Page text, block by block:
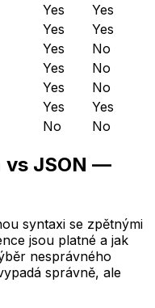
Yes
Yes
Yes
Yes
Yes
No
Yes
No
Yes
No
Yes
Yes
No No
vs JSON —
syntaxi se zpětnými
jsou platné a jak
nesprávného
správně, ale